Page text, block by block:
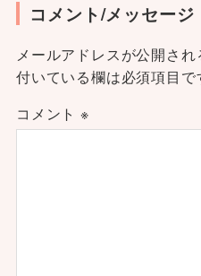
コメント/メッセージ
メールアドレスが公開され
付いている欄は必須項目で
コメント ※